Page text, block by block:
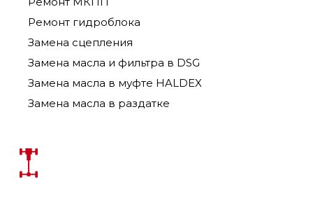
Ремонт гидроблока
Замена сцепления
Замена масла и фильтра в DSG
Замена масла в муфте HALDEX
Замена масла в раздатке